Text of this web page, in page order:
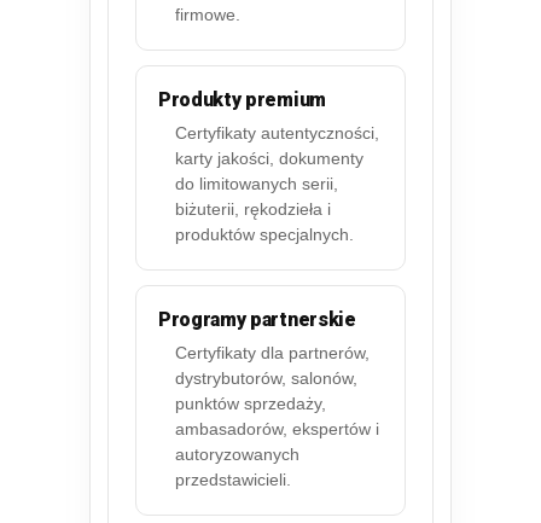
firmowe.
Produkty premium
Certyfikaty autentyczności,
karty jakości, dokumenty
do limitowanych serii,
biżuterii, rękodzieła i
produktów specjalnych.
Programy partnerskie
Certyfikaty dla partnerów,
dystrybutorów, salonów,
punktów sprzedaży,
ambasadorów, ekspertów i
autoryzowanych
przedstawicieli.